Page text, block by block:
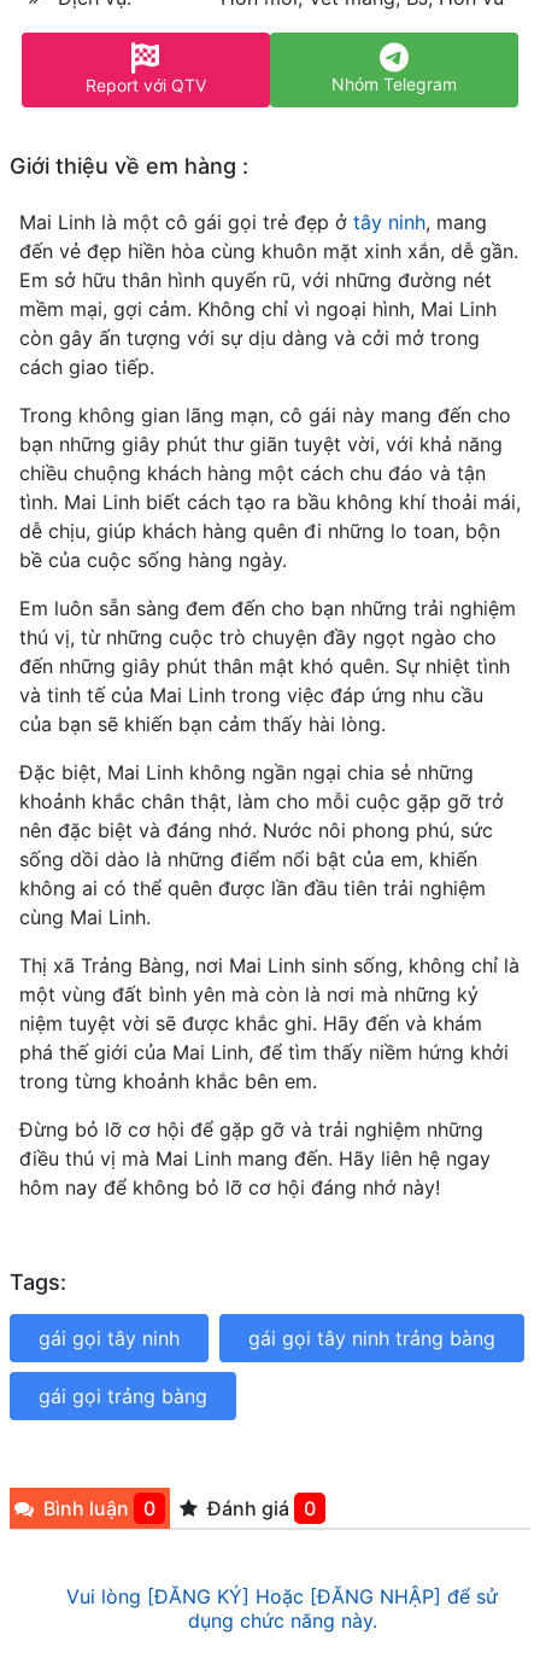
Report với QTV Nhóm Telegram
Giới thiệu về em hàng :
Mai Linh là một cô gái gọi trẻ đẹp ở tây ninh, mang
đến vẻ đẹp hiền hòa cùng khuôn mặt xinh xắn, dễ gần.
Em sở hữu thân hình quyến rũ, với những đường nét
mềm mại, gợi cảm. Không chỉ vì ngoại hình, Mai Linh
còn gây ấn tượng với sự dịu dàng và cởi mở trong
cách giao tiếp.
Trong không gian lãng mạn, cô gái này mang đến cho
bạn những giây phút thư giãn tuyệt vời, với khả năng
chiều chuộng khách hàng một cách chu đáo và tận
tình. Mai Linh biết cách tạo ra bầu không khí thoải mái,
dễ chịu, giúp khách hàng quên đi những lo toan, bộn
bề của cuộc sống hàng ngày.
Em luôn sẵn sàng đem đến cho bạn những trải nghiệm
thú vị, từ những cuộc trò chuyện đầy ngọt ngào cho
đến những giây phút thân mật khó quên. Sự nhiệt tình
và tinh tế của Mai Linh trong việc đáp ứng nhu cầu
của bạn sẽ khiến bạn cảm thấy hài lòng.
Đặc biệt, Mai Linh không ngần ngại chia sẻ những
khoảnh khắc chân thật, làm cho mỗi cuộc gặp gỡ trở
nên đặc biệt và đáng nhớ. Nước nôi phong phú, sức
sống dồi dào là những điểm nổi bật của em, khiến
không ai có thể quên được lần đầu tiên trải nghiệm
cùng Mai Linh.
Thị xã Trảng Bàng, nơi Mai Linh sinh sống, không chỉ là
một vùng đất bình yên mà còn là nơi mà những kỷ
niệm tuyệt vời sẽ được khắc ghi. Hãy đến và khám
phá thế giới của Mai Linh, để tìm thấy niềm hứng khởi
trong từng khoảnh khắc bên em.
Đừng bỏ lỡ cơ hội để gặp gỡ và trải nghiệm những
điều thú vị mà Mai Linh mang đến. Hãy liên hệ ngay
hôm nay để không bỏ lỡ cơ hội đáng nhớ này!
Tags:
gái gọi tây ninh gái gọi tây ninh trảng bàng
gái gọi trảng bàng
Bình luận 0 Đánh giá 0
Vui lòng [ĐĂNG KÝ] Hoặc [ĐĂNG NHẬP] để sử
dụng chức năng này.